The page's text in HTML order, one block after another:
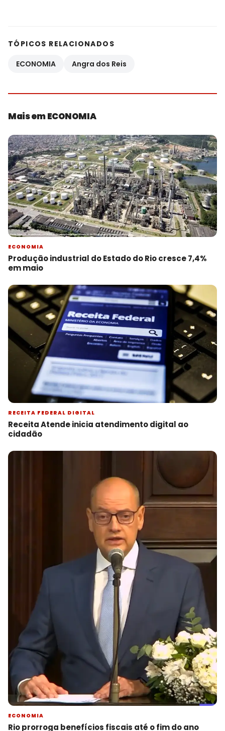
TÓPICOS RELACIONADOS
ECONOMIA
Angra dos Reis
Mais em ECONOMIA
ECONOMIA
Produção industrial do Estado do Rio cresce 7,4%
em maio
RECEITA FEDERAL DIGITAL
Receita Atende inicia atendimento digital ao
cidadão
ECONOMIA
Rio prorroga benefícios fiscais até o fim do ano